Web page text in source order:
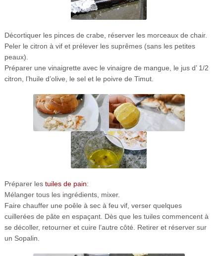
Décortiquer les pinces de crabe, réserver les morceaux de chair.
Peler le citron à vif et prélever les suprêmes (sans les petites
peaux).
Préparer une vinaigrette avec le vinaigre de mangue, le jus d’ 1/2
citron, l’huile d’olive, le sel et le poivre de Timut.
Préparer les tuiles de pain:
Mélanger tous les ingrédients, mixer.
Faire chauffer une poêle à sec à feu vif, verser quelques
cuillerées de pâte en espaçant. Dès que les tuiles commencent à
se décoller, retourner et cuire l’autre côté. Retirer et réserver sur
un Sopalin.